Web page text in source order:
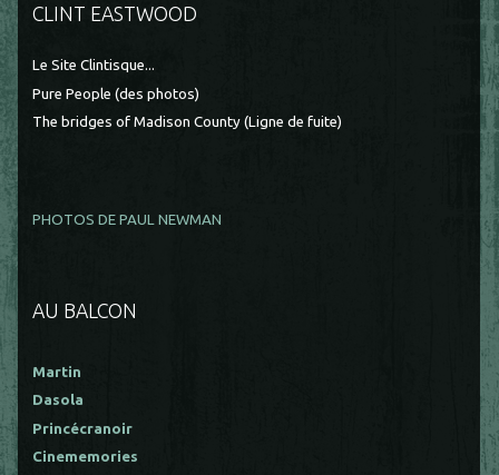
CLINT EASTWOOD
Le Site Clintisque...
Pure People (des photos)
The bridges of Madison County (Ligne de fuite)
PHOTOS DE PAUL NEWMAN
AU BALCON
Martin
Dasola
Princécranoir
Cinememories